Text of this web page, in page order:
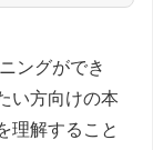
ングができ
い方向けの本
理解すること